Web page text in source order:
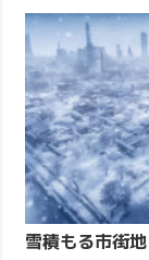
雪積もる市街地